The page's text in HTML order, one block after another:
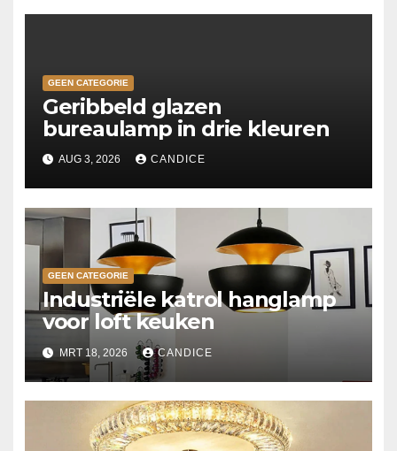
GEEN CATEGORIE
Geribbeld glazen
bureaulamp in drie kleuren
AUG 3, 2026 CANDICE
GEEN CATEGORIE
Industriële katrol hanglamp
voor loft keuken
MRT 18, 2026 CANDICE